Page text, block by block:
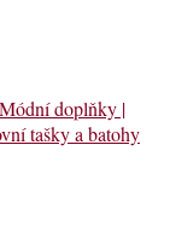
doplňky |
tašky a batohy